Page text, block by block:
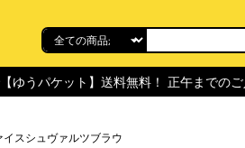
ゆうパケット】送料無料！ 正午までのご
イスシュヴァルツブラウ